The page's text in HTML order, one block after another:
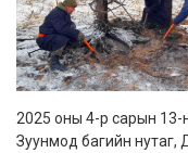
2025 оны 4-р сарын 13-
Зуунмод багийн нутаг,